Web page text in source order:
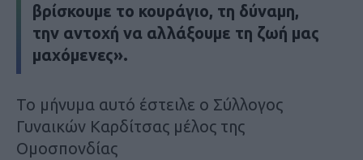
βρίσκουμε το κουράγιο, τη δύναμη,
την αντοχή να αλλάξουμε τη ζωή μας
μαχόμενες».
Το μήνυμα αυτό έστειλε ο Σύλλογος
Γυναικών Καρδίτσας μέλος της
Ομοσπονδίας